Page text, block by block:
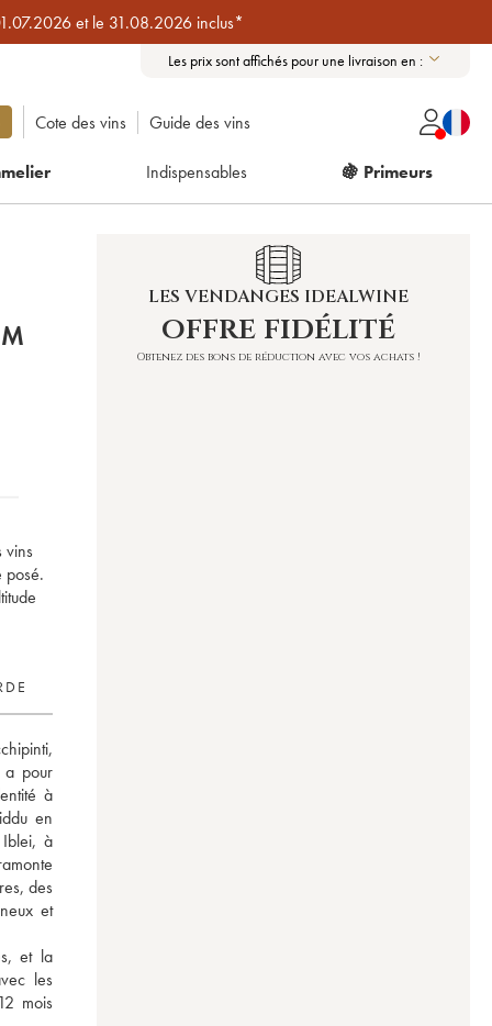
et le 31.08.2026 inclus*
Les prix sont affichés pour une livraison en :
Cote des vins Guide des vins
Indispensables 🍇 Primeurs
vins
posé.
a pour
à
en
à
des
et
et la
les
mois
LES VENDANGES IDEALWINE
offre fidélité
Obtenez des bons de réduction avec vos achats !